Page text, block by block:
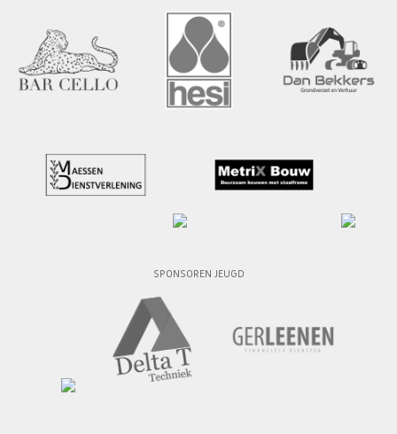
SPONSOREN JEUGD